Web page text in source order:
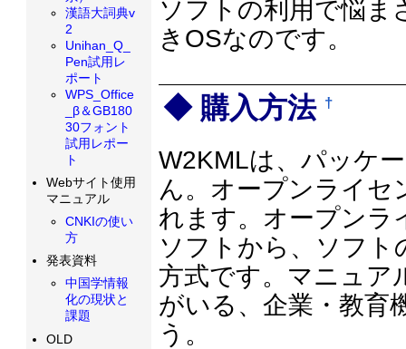
ソフトの利用で悩ま
きOSなのです。
購入方法 †
W2KMLは、パッケ
ん。オープンライセ
れます。オープンラ
ソフトから、ソフ
方式です。マニュア
がいる、企業・教育
う。
漢語大詞典v
2
Unihan_Q_
Pen試用レ
ポート
WPS_Office
_β＆GB180
30フォント
試用レポー
ト
Webサイト使用
マニュアル
CNKIの使い
方
発表資料
中国学情報
化の現状と
課題
OLD